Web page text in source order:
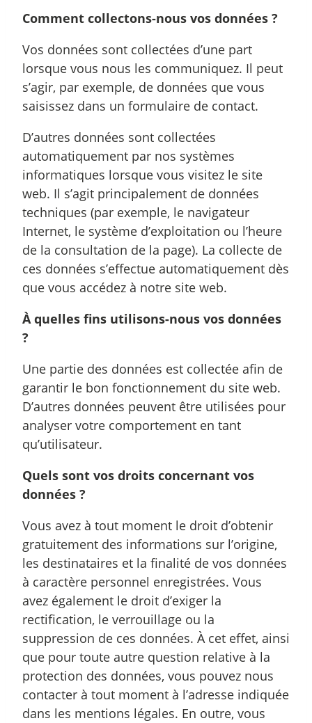
Comment collectons-nous vos données ?
Vos données sont collectées d’une part
lorsque vous nous les communiquez. Il peut
s’agir, par exemple, de données que vous
saisissez dans un formulaire de contact.
D’autres données sont collectées
automatiquement par nos systèmes
informatiques lorsque vous visitez le site
web. Il s’agit principalement de données
techniques (par exemple, le navigateur
Internet, le système d’exploitation ou l’heure
de la consultation de la page). La collecte de
ces données s’effectue automatiquement dès
que vous accédez à notre site web.
À quelles fins utilisons-nous vos données
?
Une partie des données est collectée afin de
garantir le bon fonctionnement du site web.
D’autres données peuvent être utilisées pour
analyser votre comportement en tant
qu’utilisateur.
Quels sont vos droits concernant vos
données ?
Vous avez à tout moment le droit d’obtenir
gratuitement des informations sur l’origine,
les destinataires et la finalité de vos données
à caractère personnel enregistrées. Vous
avez également le droit d’exiger la
rectification, le verrouillage ou la
suppression de ces données. À cet effet, ainsi
que pour toute autre question relative à la
protection des données, vous pouvez nous
contacter à tout moment à l’adresse indiquée
dans les mentions légales. En outre, vous